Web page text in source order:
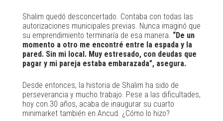
Shalim quedó desconcertado. Contaba con todas las
autorizaciones municipales previas. Nunca imaginó que
su emprendimiento terminaría de esa manera. “De un
momento a otro me encontré entre la espada y la
pared. Sin mi local. Muy estresado, con deudas que
pagar y mi pareja estaba embarazada”, asegura.
Desde entonces, la historia de Shalim ha sido de
perseverancia y mucho trabajo. Pese a las dificultades,
hoy con 30 años, acaba de inaugurar su cuarto
minimarket también en Ancud. ¿Cómo lo hizo?